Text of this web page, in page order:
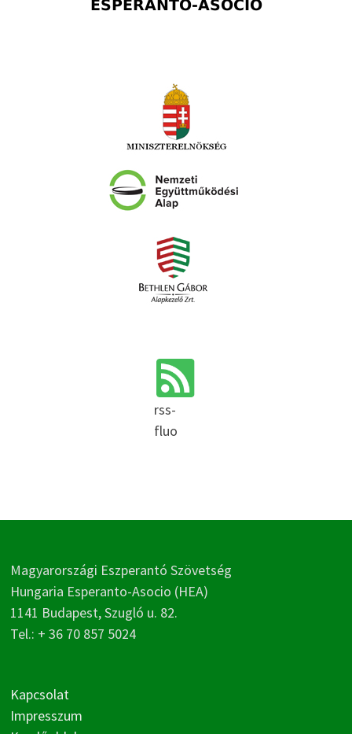
rss-
fluo
Magyarországi Eszperantó Szövetség
Hungaria Esperanto-Asocio (HEA)
1141 Budapest, Szugló u. 82.
Tel.: + 36 70 857 5024
Kapcsolat
Impresszum